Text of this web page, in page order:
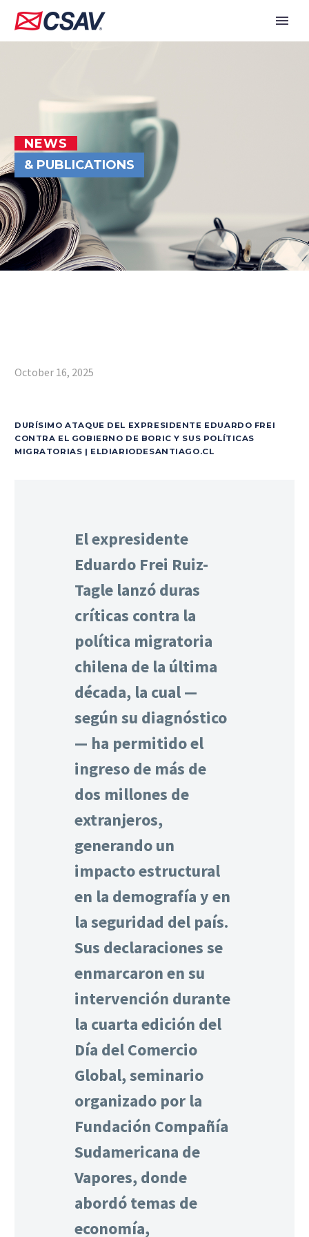
NEWS
& PUBLICATIONS
October 16, 2025
DURÍSIMO ATAQUE DEL EXPRESIDENTE EDUARDO FREI
CONTRA EL GOBIERNO DE BORIC Y SUS POLÍTICAS
MIGRATORIAS | ELDIARIODESANTIAGO.CL
El expresidente
Eduardo Frei Ruiz-
Tagle lanzó duras
críticas contra la
política migratoria
chilena de la última
década, la cual —
según su diagnóstico
— ha permitido el
ingreso de más de
dos millones de
extranjeros,
generando un
impacto estructural
en la demografía y en
la seguridad del país.
Sus declaraciones se
enmarcaron en su
intervención durante
la cuarta edición del
Día del Comercio
Global, seminario
organizado por la
Fundación Compañía
Sudamericana de
Vapores, donde
abordó temas de
economía,